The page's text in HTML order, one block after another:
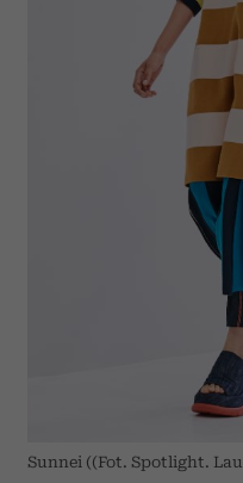
Sunnei ((Fot. Spotlight.